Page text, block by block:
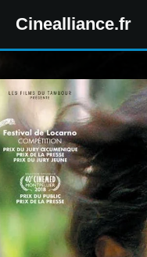
Cinealliance.fr